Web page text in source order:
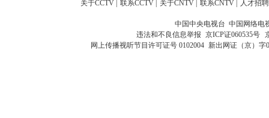
关于CCTV 联系CCTV 关于CNTV 联系CNTV 人才招聘
中国中央电视台 中国网络电
违法和不良信息举报 京ICP证060535号
网上传播视听节目许可证号 0102004 新出网证（京）